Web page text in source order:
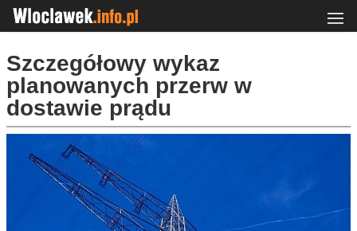
Szczegółowy wykaz
planowanych przerw w
dostawie prądu